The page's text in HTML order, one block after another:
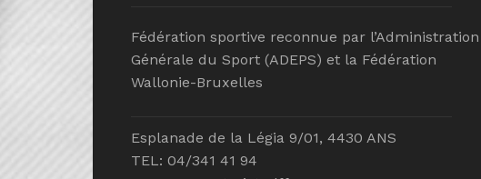
Fédération sportive reconnue par l’Administration
Générale du Sport (ADEPS) et la Fédération
Wallonie-Bruxelles
Esplanade de la Légia 9/01, 4430 ANS
TEL: 04/341 41 94